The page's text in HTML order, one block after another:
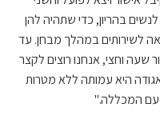
בהריון, כדי שתהיה להן
לשירותים במהלך מבחן. עד
שעה וחצי, אנחנו רוצים לקצר
היא עמותה ללא מטרות
עם המכללה."